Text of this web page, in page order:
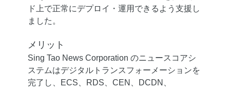
ド上で正常にデプロイ・運用できるよう支援し
ました。
メリット
Sing Tao News Corporation のニュースコアシ
ステムはデジタルトランスフォーメーションを
完了し、ECS、RDS、CEN、DCDN、